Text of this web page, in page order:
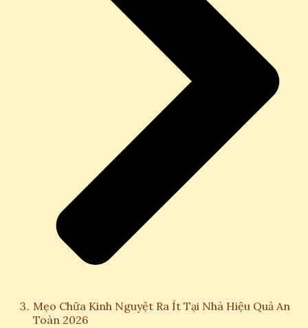
Mẹo Chữa Kinh Nguyệt Ra Ít Tại Nhà Hiệu Quả An
Toàn 2026